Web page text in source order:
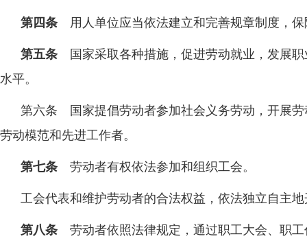
第四条 用人单位应当依法建立和完善规章制度，
第五条 国家采取各种措施，促进劳动就业，发展
水平。
第六条 国家提倡劳动者参加社会义务劳动，开展
劳动模范和先进工作者。
第七条 劳动者有权依法参加和组织工会。
工会代表和维护劳动者的合法权益，依法独立自主
第八条 劳动者依照法律规定，通过职工大会、职